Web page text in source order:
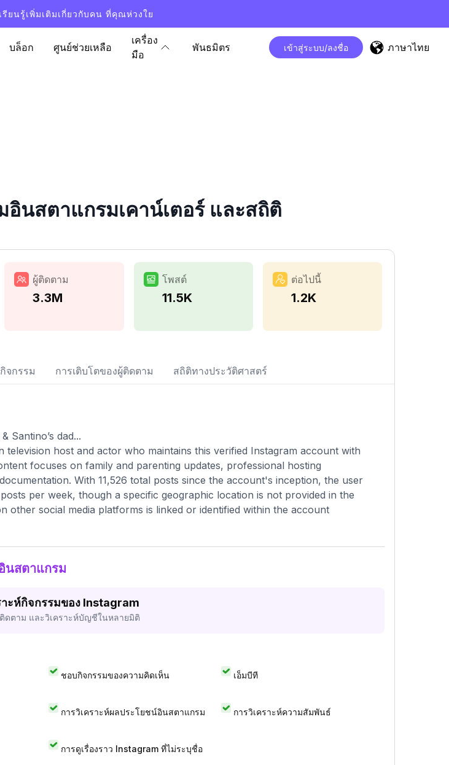
รียนรู้เพิ่มเติมเกี่ยวกับคน ที่คุณห่วงใย
บล็อก ศูนย์ช่วยเหลือ
เครื่อง
มือ
พันธมิตร เข้าสู่ระบบ/ลงชื่อ ภาษาไทย
นสตาแกรมเคาน์เตอร์ และสถิติ
ผู้ติดตาม
3.3M
โพสต์
11.5K
ต่อไปนี้
1.2K
จกรรม การเติบโตของผู้ติดตาม สถิติทางประวัติศาสตร์
Santino’s dad...
television host and actor who maintains this verified Instagram account with
focuses on family and parenting updates, professional hosting
With 11,526 total posts since the account's inception, the user
per week, though a specific geographic location is not provided in the
other social media platforms is linked or identified within the account
นสตาแกรม
าะห์กิจกรรมของ Instagram
ดตาม และวิเคราะห์บัญชีในหลายมิติ
ชอบกิจกรรมของความคิดเห็น เอ็มบีที
การวิเคราะห์ผลประโยชน์อินสตาแกรม การวิเคราะห์ความสัมพันธ์
การดูเรื่องราว Instagram ที่ไม่ระบุชื่อ